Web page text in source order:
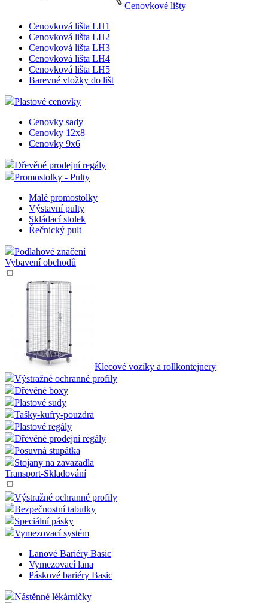
Cenovkové lišty
Cenovková lišta LH1
Cenovková lišta LH2
Cenovková lišta LH3
Cenovková lišta LH4
Cenovková lišta LH5
Barevné vložky do lišt
Plastové cenovky
Cenovky sady
Cenovky 12x8
Cenovky 9x6
Dřevěné prodejní regály
Promostolky - Pulty
Malé promostolky
Výstavní pulty
Skládací stolek
Řečnický pult
Podlahové značení
Vybavení obchodů
Klecové vozíky a rollkontejnery
Výstražné ochranné profily
Dřevěné boxy
Plastové sudy
Tašky-kufry-pouzdra
Plastové regály
Dřevěné prodejní regály
Posuvná stupátka
Stojany na zavazadla
Transport-Skladování
Výstražné ochranné profily
Bezpečnostní tabulky
Speciální pásky
Vymezovací systém
Lanové Bariéry Basic
Vymezovací lana
Páskové bariéry Basic
Nástěnné lékárničky